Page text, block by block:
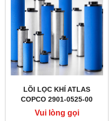
LÕI LỌC KHÍ ATLAS
COPCO 2901-0525-00
Vui lòng gọi